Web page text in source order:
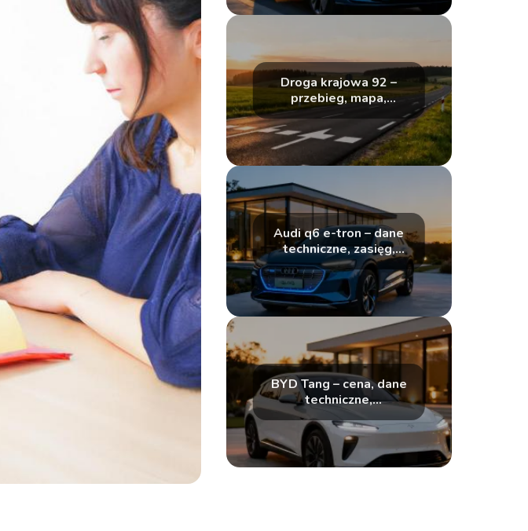
Droga krajowa 92 –
przebieg, mapa,
najważniejsze
informacje
Audi q6 e-tron – dane
techniczne, zasięg,
wyposażenie
BYD Tang – cena, dane
techniczne,
wyposażenie